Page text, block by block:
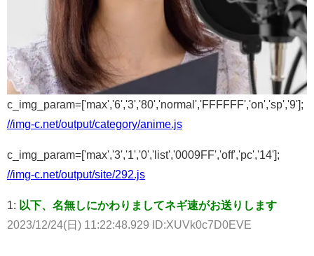
c_img_param=['max','6','3','80','normal','FFFFFF','on','sp','9'];
//img-c.net/output/category/anime.js
c_img_param=['max','3','1','0','list','0009FF','off','pc','14'];
//img-c.net/output/site/292.js
1: 以下、名無しにかわりましてネギ速がお送りします
2023/12/24(日) 11:22:48.929 ID:XUVk0c7D0EVE